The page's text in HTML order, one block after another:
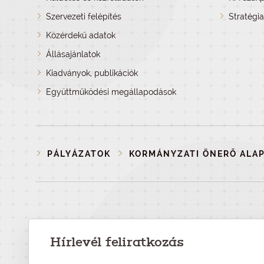
Szervezeti felépítés
Közérdekű adatok
Állásajánlatok
Kiadványok, publikációk
Együttműködési megállapodások
PÁLYÁZATOK KORMÁNYZATI ÖNERŐ ALAP
Hírlevél feliratkozás